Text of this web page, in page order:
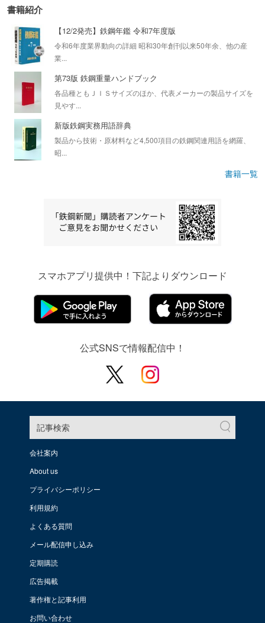
書籍紹介
【12/2発売】鉄鋼年鑑 令和7年度版
令和6年度業界動向の詳細 昭和30年創刊以来50年余、他の産
業...
第73版 鉄鋼重量ハンドブック
各品種ともＪＩＳサイズのほか、代表メーカーの製品サイズを
見やす...
新版鉄鋼実務用語辞典
製品から技術・原材料など4,500項目の鉄鋼関連用語を網羅、
昭...
書籍一覧
スマホアプリ提供中！下記よりダウンロード
公式SNSで情報配信中！
記事検索
会社案内
About us
プライバシーポリシー
利用規約
よくある質問
メール配信申し込み
定期購読
広告掲載
著作権と記事利用
お問い合わせ